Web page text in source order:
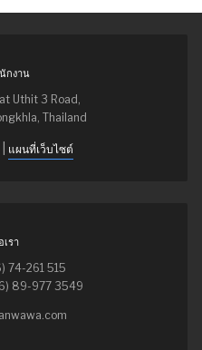
กงาน
Uthit 3 Road,
Thailand
แผนที่เว็บไซต์
รา
74-261 515
89-977 3549